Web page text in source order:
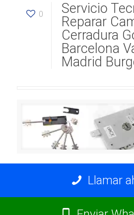
0
Servicio
Reparar
Cerradura
Barcelona
Madrid
Llamar